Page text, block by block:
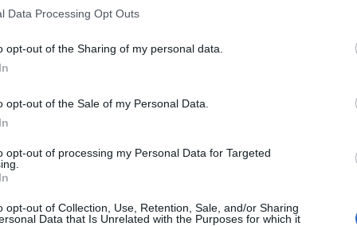
Data Processing Opt Outs
opt-out of the Sharing of my personal data.
opt-out of the Sale of my Personal Data.
opt-out of processing my Personal Data for Targeted
opt-out of Collection, Use, Retention, Sale, and/or Sharing
Data that Is Unrelated with the Purposes for which it
Τι